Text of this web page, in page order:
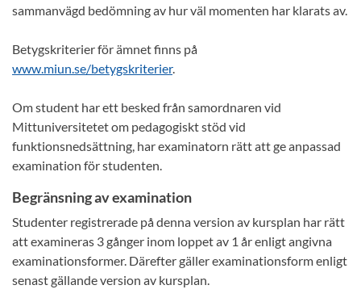
sammanvägd bedömning av hur väl momenten har klarats av.
Betygskriterier för ämnet finns på
www.miun.se/betygskriterier.
Om student har ett besked från samordnaren vid
Mittuniversitetet om pedagogiskt stöd vid
funktionsnedsättning, har examinatorn rätt att ge anpassad
examination för studenten.
Begränsning av examination
Studenter registrerade på denna version av kursplan har rätt
att examineras 3 gånger inom loppet av 1 år enligt angivna
examinationsformer. Därefter gäller examinationsform enligt
senast gällande version av kursplan.